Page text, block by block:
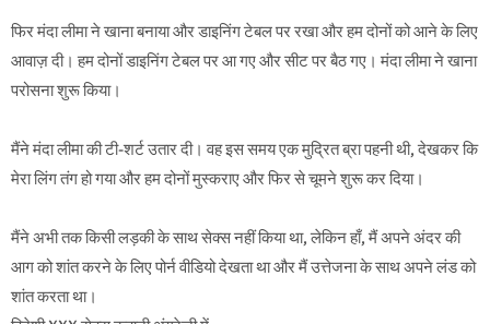
फिर मंदा लीमा ने खाना बनाया और डाइनिंग टेबल पर रखा और हम दोनों को आने के लिए
आवाज़ दी। हम दोनों डाइनिंग टेबल पर आ गए और सीट पर बैठ गए। मंदा लीमा ने खाना
परोसना शुरू किया।
मैंने मंदा लीमा की टी-शर्ट उतार दी। वह इस समय एक मुद्रित ब्रा पहनी थी, देखकर कि
मेरा लिंग तंग हो गया और हम दोनों मुस्कराए और फिर से चूमने शुरू कर दिया।
मैंने अभी तक किसी लड़की के साथ सेक्स नहीं किया था, लेकिन हाँ, मैं अपने अंदर की
आग को शांत करने के लिए पोर्न वीडियो देखता था और मैं उत्तेजना के साथ अपने लंड को
शांत करता था।